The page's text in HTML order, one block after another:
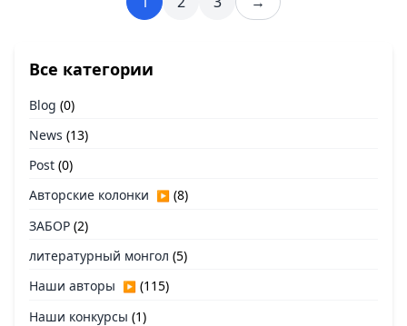
Все категории
Blog (0)
News (13)
Post (0)
Авторские колонки ▶ (8)
ЗАБОР (2)
литературный монгол (5)
Наши авторы ▶ (115)
Наши конкурсы (1)